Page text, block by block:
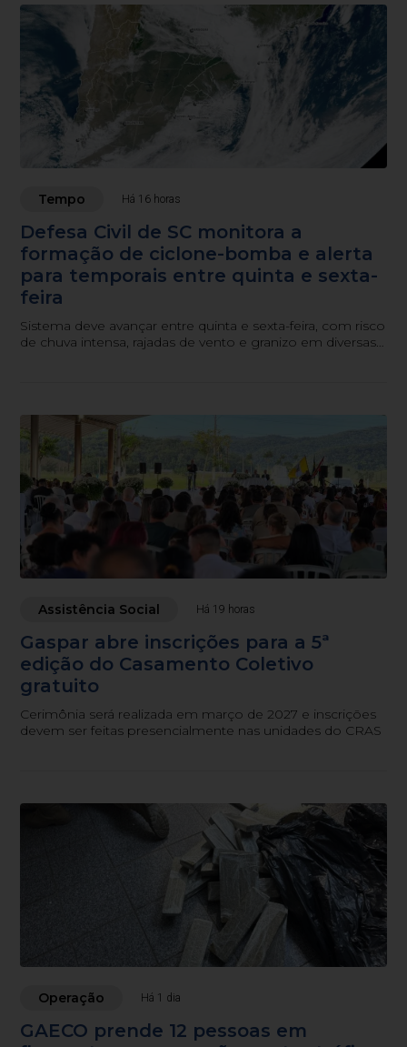
Tempo Há 16 horas
Defesa Civil de SC monitora a
formação de ciclone-bomba e alerta
para temporais entre quinta e sexta-
feira
Sistema deve avançar entre quinta e sexta-feira, com risco
de chuva intensa, rajadas de vento e granizo em diversas
Assistência Social Há 19 horas
Gaspar abre inscrições para a 5ª
edição do Casamento Coletivo
gratuito
Cerimônia será realizada em março de 2027 e inscrições
devem ser feitas presencialmente nas unidades do CRAS
Operação Há 1 dia
GAECO prende 12 pessoas em